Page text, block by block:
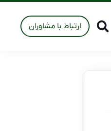
ارتباط با مشاوران